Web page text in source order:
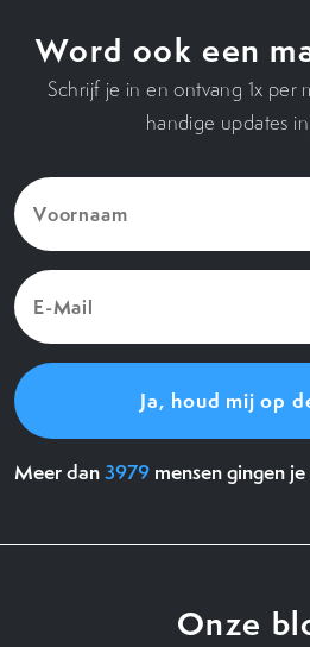
Word ook een
Schrijf je in en ontvang 1x per
handige updates
Voornaam
(Vereist)
E-
Mail
(Vereist)
Meer dan3979 mensen gingen
Onze